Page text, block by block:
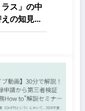
ス」の中
の知見、
ンド価値